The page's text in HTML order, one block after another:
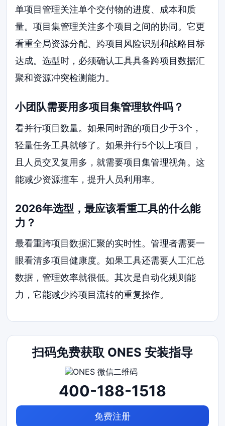
单项目管理关注单个交付物的进度、成本和质
量。项目集管理关注多个项目之间的协同。它更
看重全局资源分配、跨项目风险识别和战略目标
达成。选型时，必须确认工具具备跨项目数据汇
聚和资源冲突检测能力。
小团队需要用多项目集管理软件吗？
看并行项目数量。如果同时跑的项目少于3个，
轻量任务工具就够了。如果并行5个以上项目，
且人员交叉复用多，就需要项目集管理视角。这
能减少资源撞车，提升人员利用率。
2026年选型，最应该看重工具的什么能
力？
最看重跨项目数据汇聚的实时性。管理者需要一
眼看清多项目健康度。如果工具还需要人工汇总
数据，管理效率就很低。其次是自动化规则能
力，它能减少跨项目流转的重复操作。
扫码免费获取 ONES 安装指导
400-188-1518
免费注册